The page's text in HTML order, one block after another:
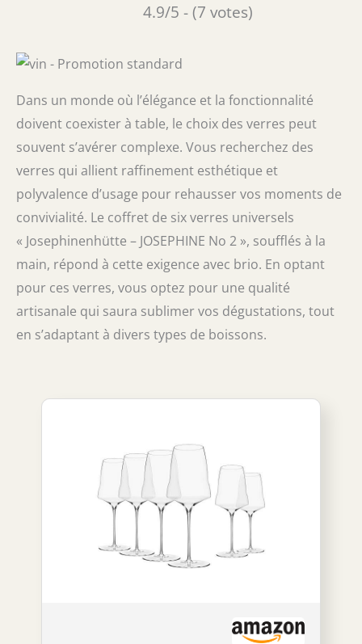
4.9/5 - (7 votes)
Dans un monde où l’élégance et la fonctionnalité
doivent coexister à table, le choix des verres peut
souvent s’avérer complexe. Vous recherchez des
verres qui allient raffinement esthétique et
polyvalence d’usage pour rehausser vos moments de
convivialité. Le coffret de six verres universels
« Josephinenhütte – JOSEPHINE No 2 », soufflés à la
main, répond à cette exigence avec brio. En optant
pour ces verres, vous optez pour une qualité
artisanale qui saura sublimer vos dégustations, tout
en s’adaptant à divers types de boissons.